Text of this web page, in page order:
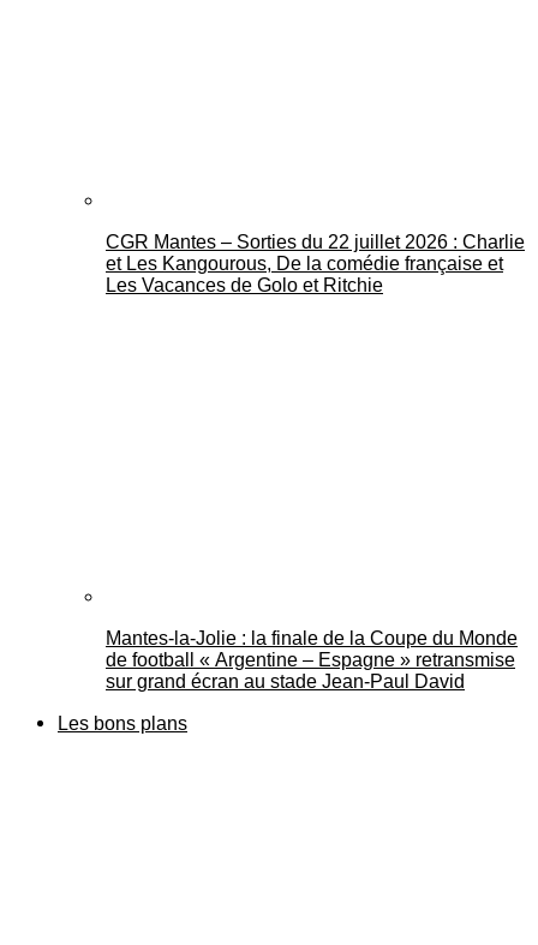
CGR Mantes – Sorties du 22 juillet 2026 : Charlie
et Les Kangourous, De la comédie française et
Les Vacances de Golo et Ritchie
Mantes-la-Jolie : la finale de la Coupe du Monde
de football « Argentine – Espagne » retransmise
sur grand écran au stade Jean-Paul David
Les bons plans